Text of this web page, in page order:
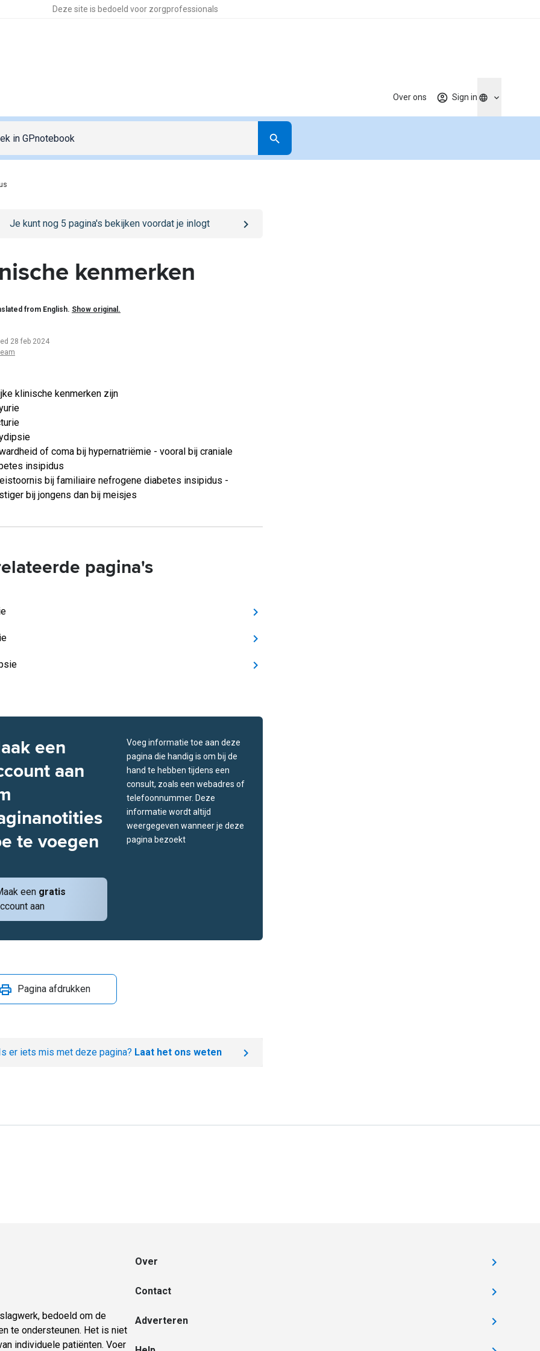
Deze site is bedoeld voor zorgprofessionals
Over ons Sign in
/sign-inpage
Je kunt nog 5 pagina's bekijken voordat je inlogt
kenmerken
from English. Show original.
28 feb 2024
klinische kenmerken zijn
of coma bij hypernatriëmie - vooral bij craniale
insipidus
bij familiaire nefrogene diabetes insipidus -
bij jongens dan bij meisjes
pagina's
een
aan
te voegen
een gratis
aan
Voeg informatie toe aan deze
pagina die handig is om bij de
hand te hebben tijdens een
consult, zoals een webadres of
telefoonnummer. Deze
informatie wordt altijd
weergegeven wanneer je deze
pagina bezoekt
Pagina afdrukken
er iets mis met deze pagina? Laat het ons weten
bedoeld om de
te ondersteunen. Het is niet
individuele patiënten. Voer
Over
Contact
Adverteren